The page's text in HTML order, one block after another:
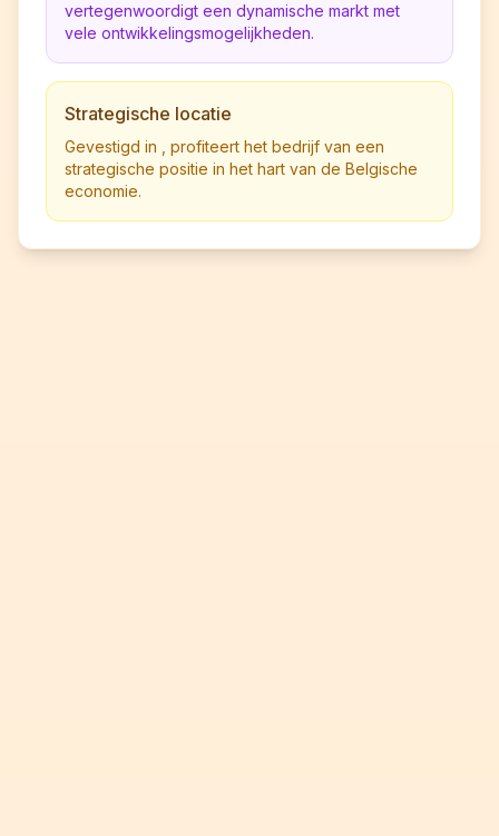
vertegenwoordigt een dynamische markt met
vele ontwikkelingsmogelijkheden.
Strategische locatie
Gevestigd in , profiteert het bedrijf van een
strategische positie in het hart van de Belgische
economie.